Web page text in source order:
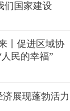
们国家建设
丨促进区域协
民的幸福”
济展现蓬勃活力